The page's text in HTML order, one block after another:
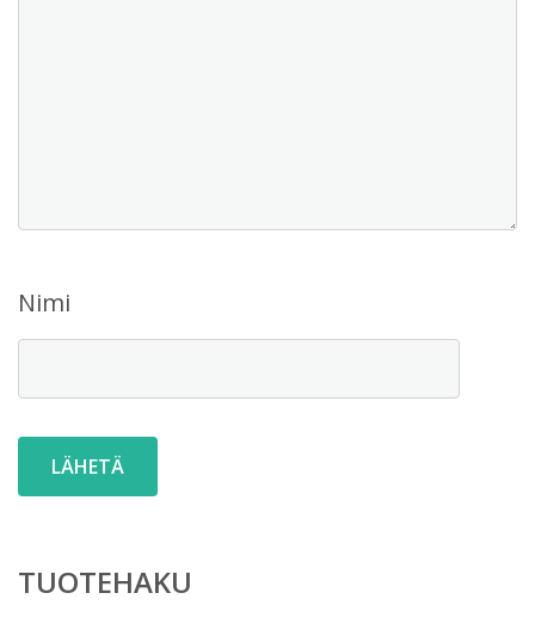
Nimi
TUOTEHAKU